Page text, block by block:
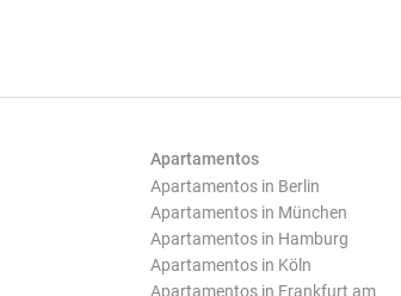
Apartamentos
Apartamentos in Berlin
Apartamentos in München
Apartamentos in Hamburg
Apartamentos in Köln
Apartamentos in Frankfurt am